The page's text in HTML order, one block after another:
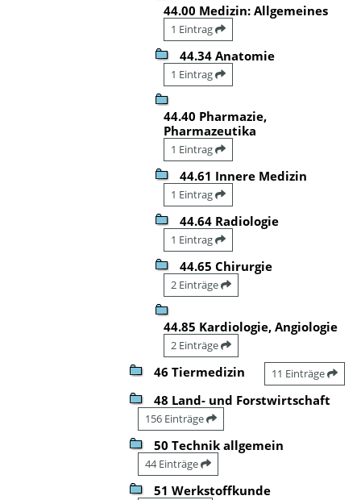
44.00 Medizin: Allgemeines
1 Eintrag
44.34 Anatomie
1 Eintrag
44.40 Pharmazie,
Pharmazeutika
1 Eintrag
44.61 Innere Medizin
1 Eintrag
44.64 Radiologie
1 Eintrag
44.65 Chirurgie
2 Einträge
44.85 Kardiologie, Angiologie
2 Einträge
46 Tiermedizin 11 Einträge
48 Land- und Forstwirtschaft
156 Einträge
50 Technik allgemein
44 Einträge
51 Werkstoffkunde